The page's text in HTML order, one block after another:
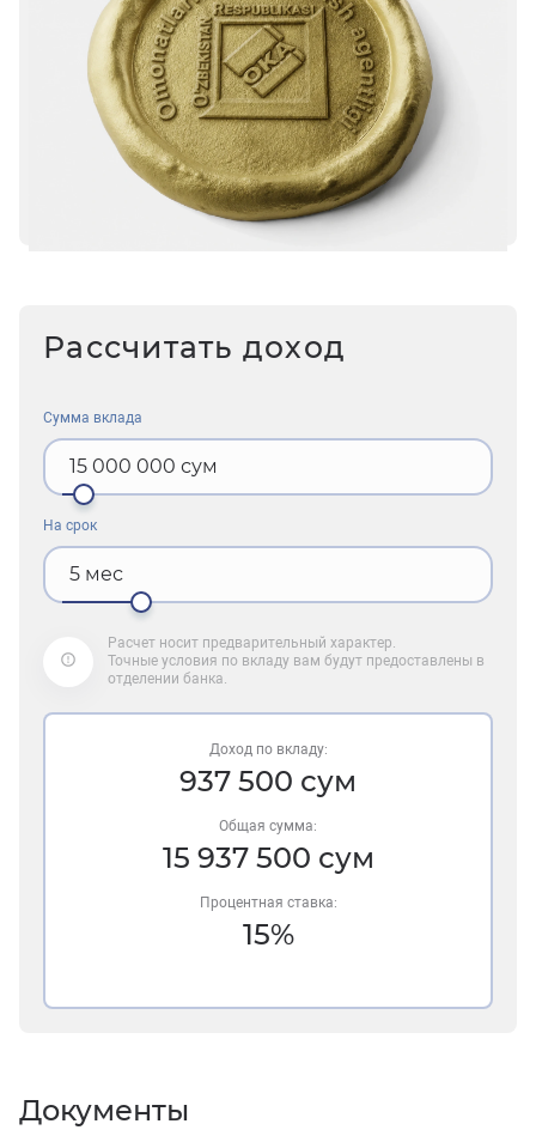
Рассчитать доход
Сумма вклада
15 000 000 сум
На срок
5 мес
Расчет носит предварительный характер.
Точные условия по вкладу вам будут предоставлены в
отделении банка.
Доход по вкладу:
937 500 сум
Общая сумма:
15 937 500 сум
Процентная ставка:
15%
Документы